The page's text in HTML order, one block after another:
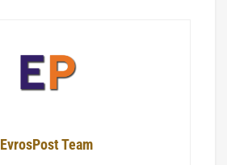
EvrosPost Team